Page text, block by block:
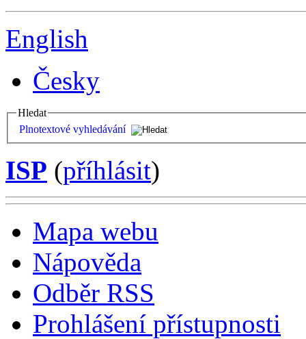
English
Česky
Hledat
Plnotextové vyhledávání
ISP (příhlásit)
Mapa webu
Nápověda
Odběr RSS
Prohlášení přístupnosti